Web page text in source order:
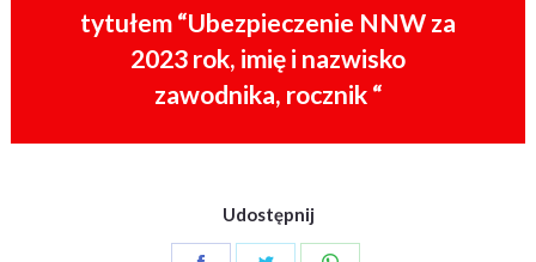
tytułem “Ubezpieczenie NNW za
2023 rok, imię i nazwisko
zawodnika, rocznik “
Udostępnij